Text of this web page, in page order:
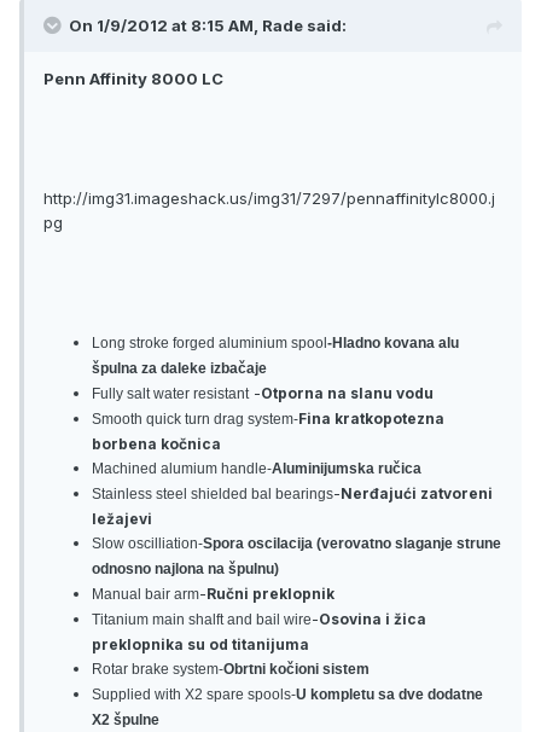
On 1/9/2012 at 8:15 AM, Rade said:
Penn Affinity 8000 LC
http://img31.imageshack.us/img31/7297/pennaffinitylc8000.j
pg
Long stroke forged aluminium spool -Hladno kovana alu
špulna za daleke izbačaje
Fully salt water resistant-Otporna na slanu vodu
Smooth quick turn drag system-Fina kratkopotezna
borbena kočnica
Machined alumium handle-Aluminijumska ručica
Stainless steel shielded bal bearings-Nerđajući zatvoreni
ležajevi
Slow oscilliation-Spora oscilacija (verovatno slaganje strune
odnosno najlona na špulnu)
Manual bair arm-Ručni preklopnik
Titanium main shalft and bail wire-Osovina i žica
preklopnika su od titanijuma
Rotar brake system-Obrtni kočioni sistem
Supplied with X2 spare spools-U kompletu sa dve dodatne
X2 špulne